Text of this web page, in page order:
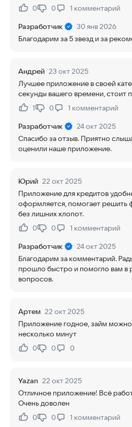
Нравится:
0Не нравится:
0 1 комментарий
Разработчик
30 янв 2026
Благодарим за 5 звезд и за
Андрей 23 окт 2025
Лучшее приложение в своей
секунды вашего времени, стоит
Нравится:
1Не нравится:
0 1 комментарий
Разработчик
24 окт 2025
Спасибо за отзыв. Приятно
оценили наше приложение.
Юрий 22 окт 2025
Приложение для кредитов
оформляется, помогает решить
без лишних хлопот.
Нравится:
0Не нравится:
0 1 комментарий
Разработчик
24 окт 2025
Благодарим за комментарий.
прошло быстро и помогло вам в
вопросов.
Артем 22 окт 2025
Приложение годное, займ
несколько минут
Нравится:
0Не нравится:
0 0
Yazan 22 окт 2025
Отличное приложение! Всё
Очень доволен
Нравится:
0Не нравится:
0 1 комментарий